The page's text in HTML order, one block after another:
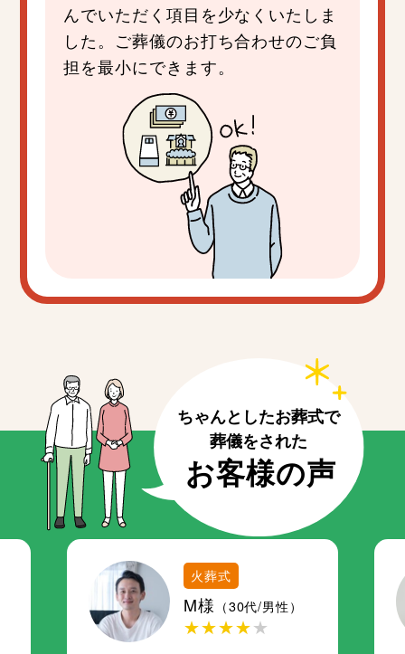
んでいただく項目を少なくいたしま
した。ご葬儀のお打ち合わせのご負
担を最小にできます。
火葬式
M様 （30代/男性）
★★★★★